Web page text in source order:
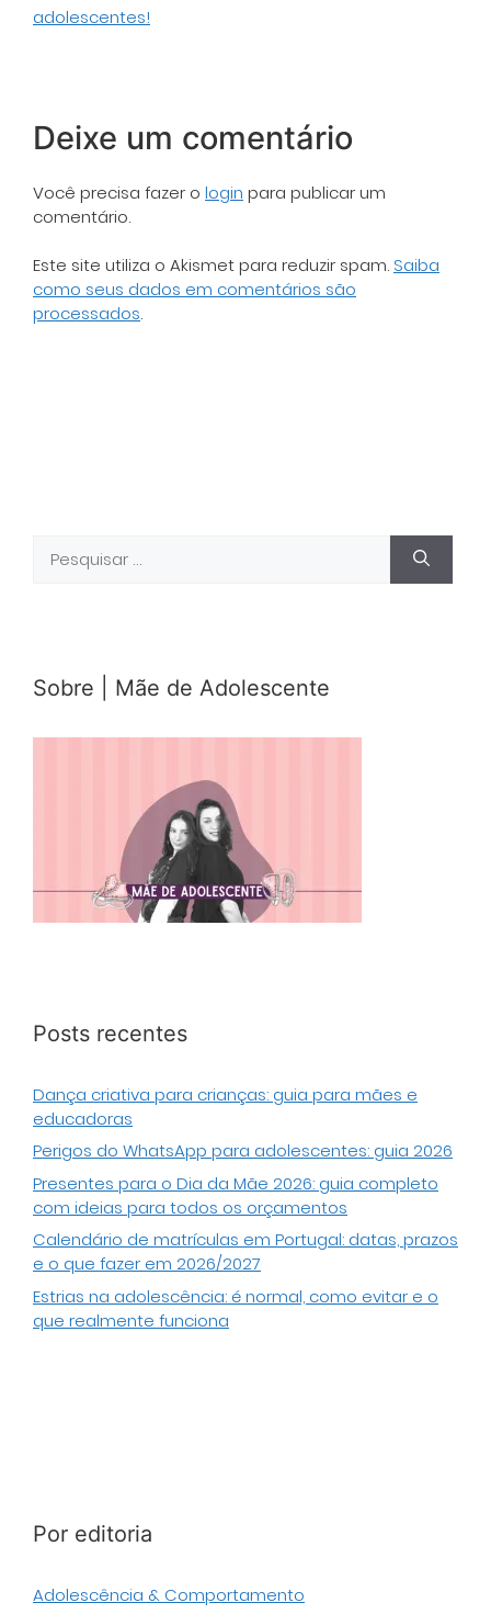
adolescentes!
Deixe um comentário
Você precisa fazer o login para publicar um
comentário.
Este site utiliza o Akismet para reduzir spam. Saiba
como seus dados em comentários são
processados.
por:
Sobre | Mãe de Adolescente
Posts recentes
Dança criativa para crianças: guia para mães e
educadoras
Perigos do WhatsApp para adolescentes: guia 2026
Presentes para o Dia da Mãe 2026: guia completo
com ideias para todos os orçamentos
Calendário de matrículas em Portugal: datas, prazos
e o que fazer em 2026/2027
Estrias na adolescência: é normal, como evitar e o
que realmente funciona
Por editoria
Adolescência & Comportamento